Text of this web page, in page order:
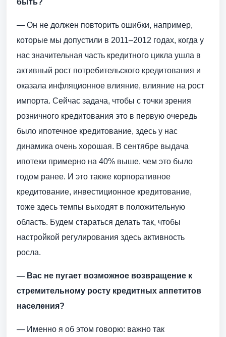
быть?
— Он не должен повторить ошибки, например,
которые мы допустили в 2011–2012 годах, когда у
нас значительная часть кредитного цикла ушла в
активный рост потребительского кредитования и
оказала инфляционное влияние, влияние на рост
импорта. Сейчас задача, чтобы с точки зрения
розничного кредитования это в первую очередь
было ипотечное кредитование, здесь у нас
динамика очень хорошая. В сентябре выдача
ипотеки примерно на 40% выше, чем это было
годом ранее. И это также корпоративное
кредитование, инвестиционное кредитование,
тоже здесь темпы выходят в положительную
область. Будем стараться делать так, чтобы
настройкой регулирования здесь активность
росла.
— Вас не пугает возможное возвращение к
стремительному росту кредитных аппетитов
населения?
— Именно я об этом говорю: важно так